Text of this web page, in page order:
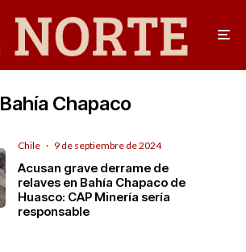
Bahía Chapaco
Chile · 9 de septiembre de 2024
Acusan grave derrame de
relaves en Bahía Chapaco de
Huasco: CAP Minería sería
responsable